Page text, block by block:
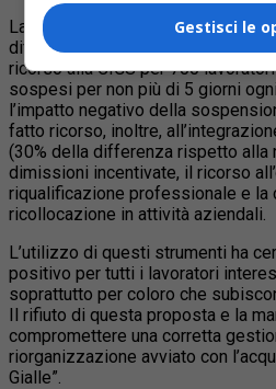
La proposta avrebbe consentito di
difficile riorganizzazione del
ricorso alla CIGS per 700
sospesi per non più di 5 giorni
l’impatto negativo della
fatto ricorso, inoltre,
(30% della differenza rispetto
dimissioni incentivate, il ricorso
riqualificazione professionale e la
ricollocazione in attività aziendali.
L’utilizzo di questi strumenti ha
positivo per tutti i lavoratori
soprattutto per coloro che
Il rifiuto di questa proposta e la
compromettere una corretta
riorganizzazione avviato con
Gialle”.
Gestisci le